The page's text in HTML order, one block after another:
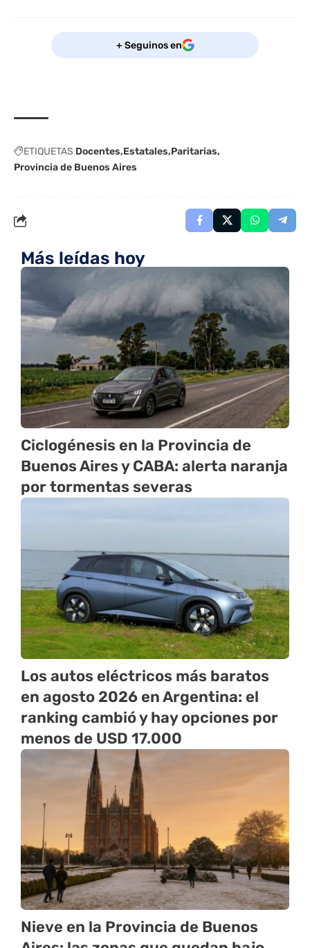
+ Seguinos en
ETIQUETAS Docentes Estatales Paritarias
Provincia de Buenos Aires
Más leídas hoy
Ciclogénesis en la Provincia de
Buenos Aires y CABA: alerta naranja
por tormentas severas
Los autos eléctricos más baratos
en agosto 2026 en Argentina: el
ranking cambió y hay opciones por
menos de USD 17.000
Nieve en la Provincia de Buenos